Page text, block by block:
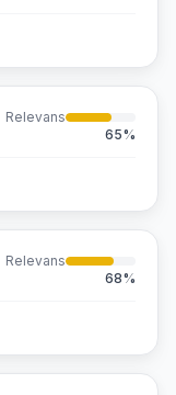
Relevans
65%
Relevans
68%